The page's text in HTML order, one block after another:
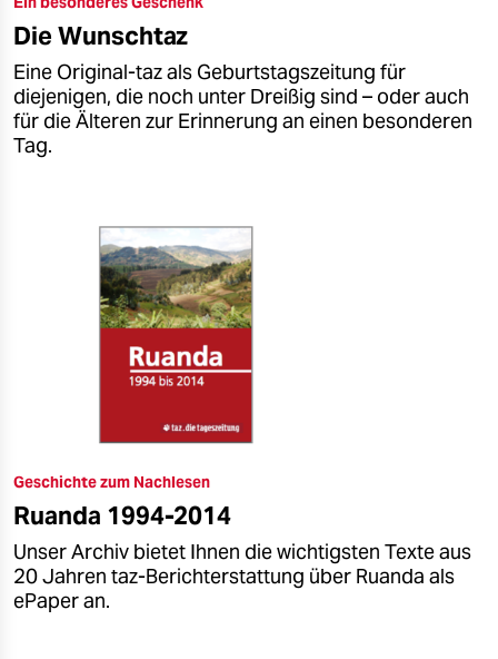
epaper login
Die Wunschtaz
Eine Original-taz als Geburtstagszeitung für
diejenigen, die noch unter Dreißig sind – oder auch
für die Älteren zur Erinnerung an einen besonderen
Tag.
Geschichte zum Nachlesen
Ruanda 1994-2014
Unser Archiv bietet Ihnen die wichtigsten Texte aus
20 Jahren taz-Berichterstattung über Ruanda als
ePaper an.